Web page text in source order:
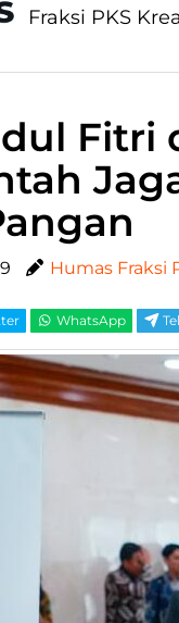
Fraksi PKS
Fitri
Humas Fraksi
WhatsApp